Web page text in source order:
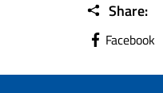
Share:
Facebook